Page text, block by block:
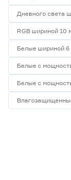
Дневного света
RGB шириной 10
Белые шириной
Белые с
Белые с